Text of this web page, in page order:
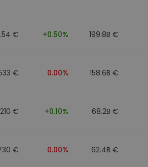
€ +0.50% 199.8B €
€ 0.00% 158.6B €
€ +0.10% 68.2B €
€ 0.00% 62.4B €